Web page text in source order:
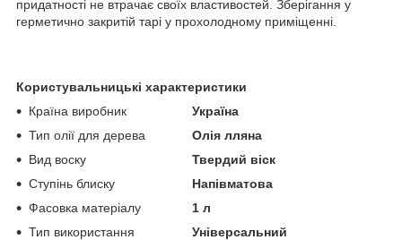
придатності не втрачає своїх властивостей. Зберігання у
герметично закритій тарі у прохолодному приміщенні.
Користувальницькі характеристики
Країна виробник
Україна
Тип олії для дерева
Олія лляна
Вид воску
Твердий віск
Ступінь блиску
Напівматова
Фасовка матеріалу
1 л
Тип використання
Універсальний